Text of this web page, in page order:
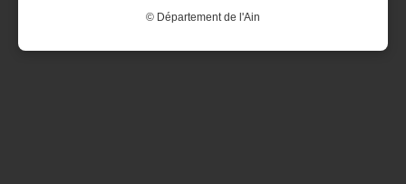
© Département de l'Ain